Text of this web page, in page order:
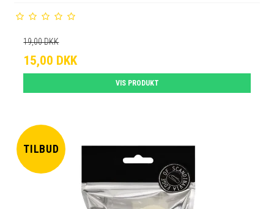
19,00 DKK
15,00 DKK
VIS PRODUKT
TILBUD